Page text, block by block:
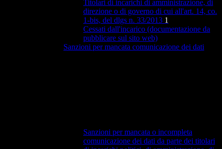
Titolari di incarichi di amministrazione, di
direzione o di governo di cui all'art. 14, co.
1-bis, del dlgs n. 33/2013 1
Cessati dall'incarico (documentazione da
pubblicare sul sito web)
Sanzioni per mancata comunicazione dei dati
Sanzioni per mancata o incompleta
comunicazione dei dati da parte dei titolari